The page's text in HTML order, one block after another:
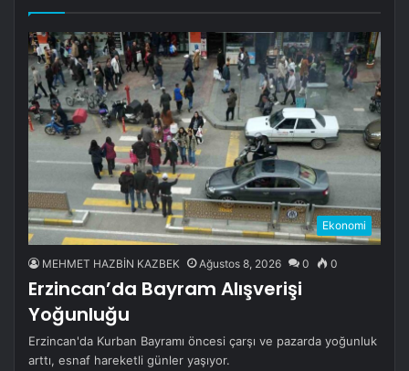
Ekonomi
MEHMET HAZBİN KAZBEK Ağustos 8, 2026 0 0
Erzincan’da Bayram Alışverişi
Yoğunluğu
Erzincan'da Kurban Bayramı öncesi çarşı ve pazarda yoğunluk
arttı, esnaf hareketli günler yaşıyor.